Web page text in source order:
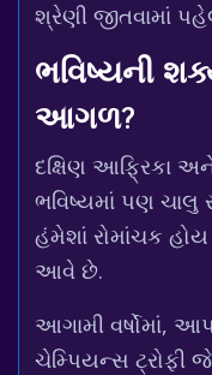
શ્રેણી જીતવામાં
ભવિષ્યની
આગળ?
દક્ષિણ આફ્રિકા અને
ભવિષ્યમાં પણ
હંમેશાં રોમાંચક
આવે છે.
આગામી વર્ષોમાં,
ચેમ્પિયન્સ ટ્રોફી